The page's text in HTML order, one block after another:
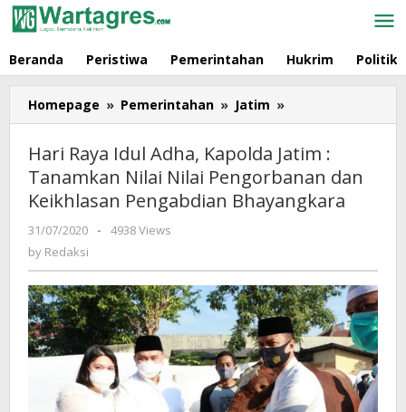
Skip
to
Beranda Peristiwa Pemerintahan Hukrim Politik
Homepage » Pemerintahan » Jatim »
Raya
Adha,
Kapolda
Jatim
Nilai
Pengorbanan
dan
Keikhlasan
Pengabdian
Bhayangkara
Hari Raya Idul Adha, Kapolda Jatim :
Tanamkan Nilai Nilai Pengorbanan dan
Keikhlasan Pengabdian Bhayangkara
31/07/2020
by
-
4938 Views
by Redaksi